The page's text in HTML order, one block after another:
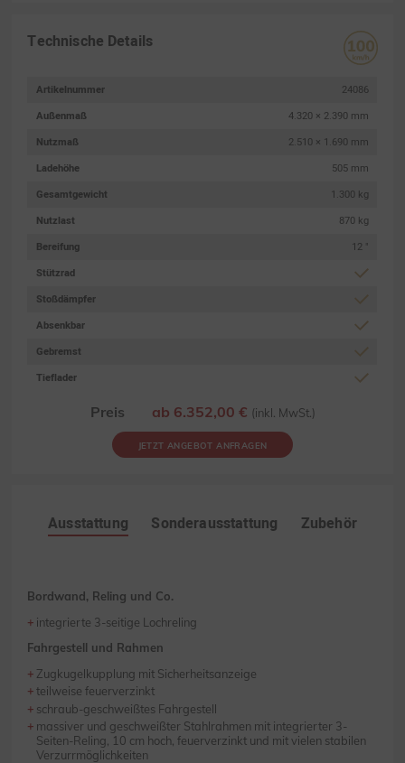
Technische Details
Artikelnummer
24086
Außenmaß
4.320 × 2.390 mm
Nutzmaß
2.510 × 1.690 mm
Ladehöhe
505 mm
Gesamtgewicht
1.300 kg
Nutzlast
870 kg
Bereifung
12 "
Stützrad
Stoßdämpfer
Absenkbar
Gebremst
Tieflader
Preis ab 6.352,00 € (inkl. MwSt.)
JETZT ANGEBOT ANFRAGEN
Ausstattung Sonderausstattung Zubehör
Bordwand, Reling und Co.
integrierte 3-seitige Lochreling
Fahrgestell und Rahmen
Zugkugelkupplung mit Sicherheitsanzeige
teilweise feuerverzinkt
schraub-geschweißtes Fahrgestell
massiver und geschweißter Stahlrahmen mit integrierter 3-
Seiten-Reling, 10 cm hoch, feuerverzinkt und mit vielen stabilen
Verzurrmöglichkeiten